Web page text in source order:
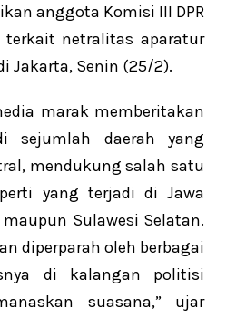
anggota Komisi III DPR
terkait netralitas aparatur
Jakarta, Senin (25/2).
marak memberitakan
sejumlah daerah yang
mendukung salah satu
yang terjadi di Jawa
Sulawesi Selatan.
diperparah oleh berbagai
di kalangan politisi
suasana,” ujar